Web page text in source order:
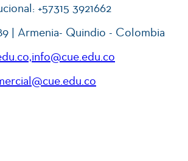
+57315 3921662
| Armenia- Quindio - Colombia